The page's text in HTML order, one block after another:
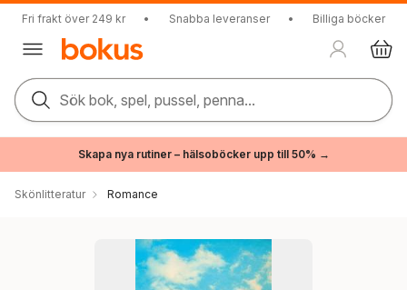
Fri frakt över 249 kr • Snabba leveranser • Billiga böcker
Sök bok, spel, pussel, penna...
Skapa nya rutiner – hälsoböcker upp till 50% →
Skönlitteratur Romance